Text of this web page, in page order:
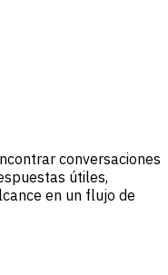
conversaciones
útiles,
en un flujo de